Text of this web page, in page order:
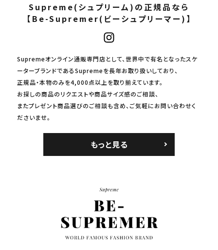
Supreme(シュプリーム)の正規品なら
【Be-Supremer(ビーシュプリーマー)】
Supremeオンライン通販専門店として、世界中で有名となったスケ
ーターブランドであるSupremeを長年お取り扱いしており、
正規品・本物のみを4,000点以上を取り揃えています。
お探しの商品のリクエストや商品サイズ感のご相談、
またプレゼント商品選びのご相談も含め、ご気軽にお問い合わせく
ださいませ。
もっと見る